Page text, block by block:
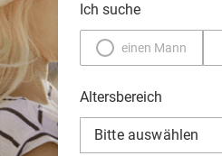
Ich suche
einen Mann
Altersbereich
Bitte auswählen